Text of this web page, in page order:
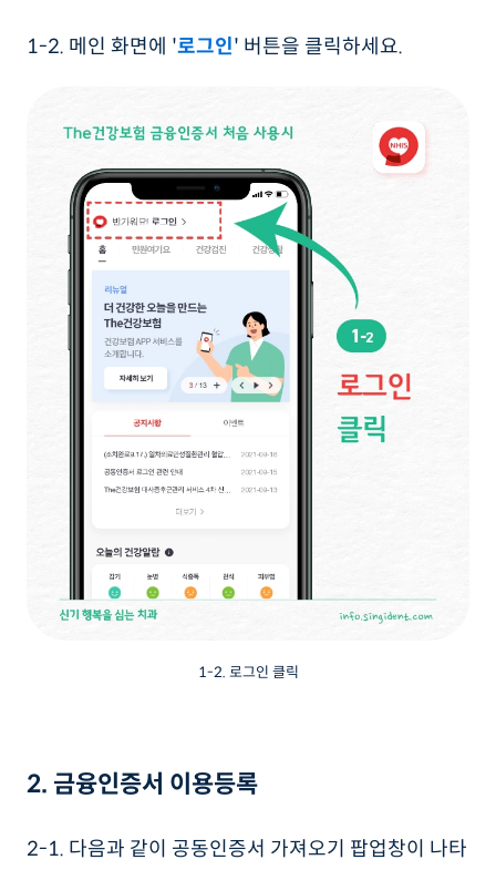
1-2. 메인 화면에 '로그인' 버튼을 클릭하세요.
1-2. 로그인 클릭
2. 금융인증서 이용등록
2-1. 다음과 같이 공동인증서 가져오기 팝업창이 나타